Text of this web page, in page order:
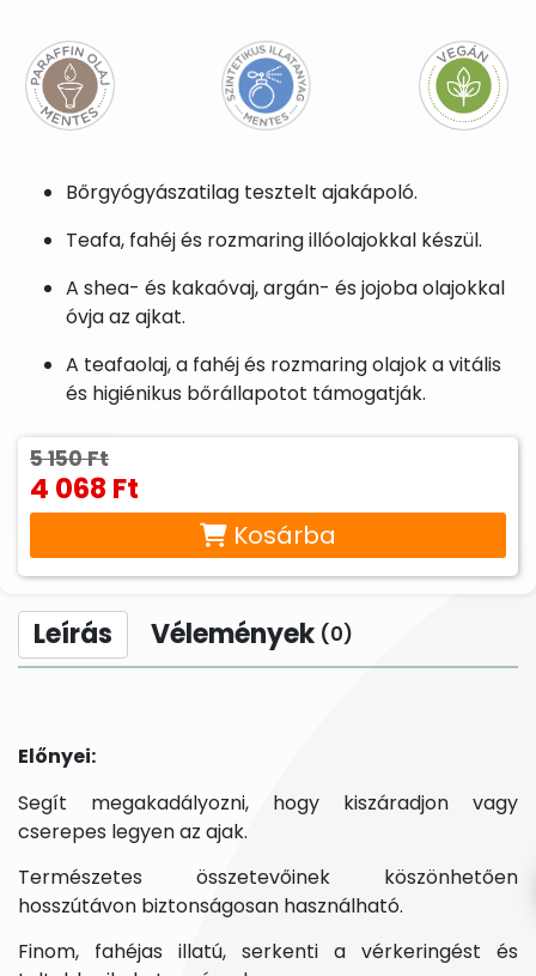
5 150 Ft
4 068 Ft
Kosárba
Bőrgyógyászatilag tesztelt ajakápoló.
Teafa, fahéj és rozmaring illóolajokkal készül.
A shea- és kakaóvaj, argán- és jojoba olajokkal
óvja az ajkat.
A teafaolaj, a fahéj és rozmaring olajok a vitális
és higiénikus bőrállapotot támogatják.
Leírás Vélemények (0)
Előnyei:
Segít megakadályozni, hogy kiszáradjon vagy
cserepes legyen az ajak.
Természetes összetevőinek köszönhetően
hosszútávon biztonságosan használható.
Finom, fahéjas illatú, serkenti a vérkeringést és